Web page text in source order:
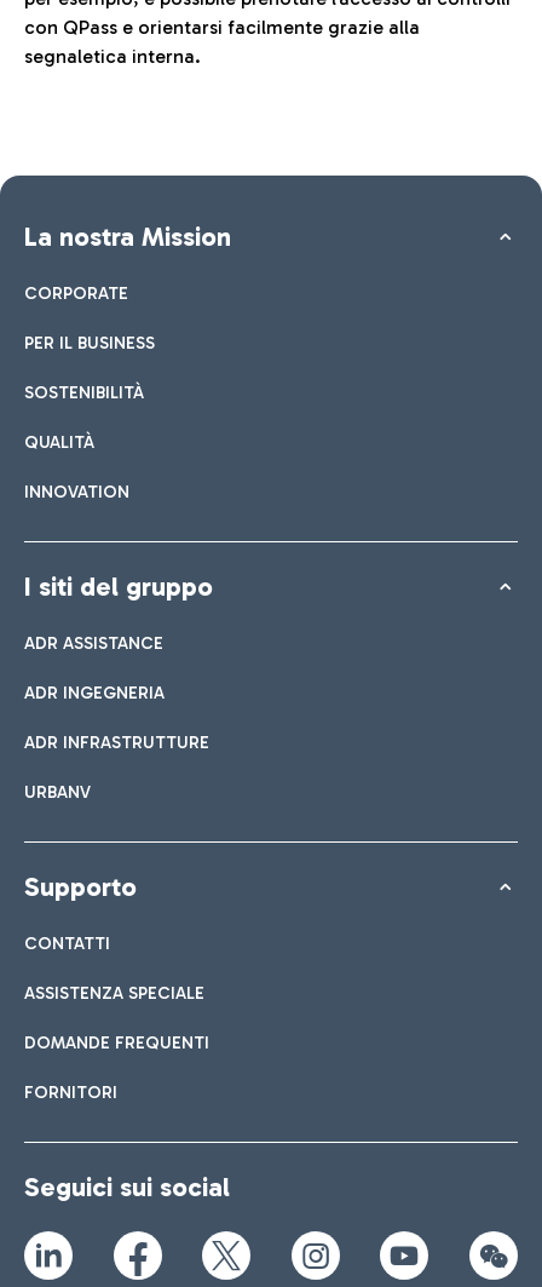
con QPass e orientarsi facilmente grazie alla
segnaletica interna.
La nostra Mission
CORPORATE
PER IL BUSINESS
SOSTENIBILITÀ
QUALITÀ
INNOVATION
I siti del gruppo
ADR ASSISTANCE
ADR INGEGNERIA
ADR INFRASTRUTTURE
URBANV
Supporto
CONTATTI
ASSISTENZA SPECIALE
DOMANDE FREQUENTI
FORNITORI
Seguici sui social